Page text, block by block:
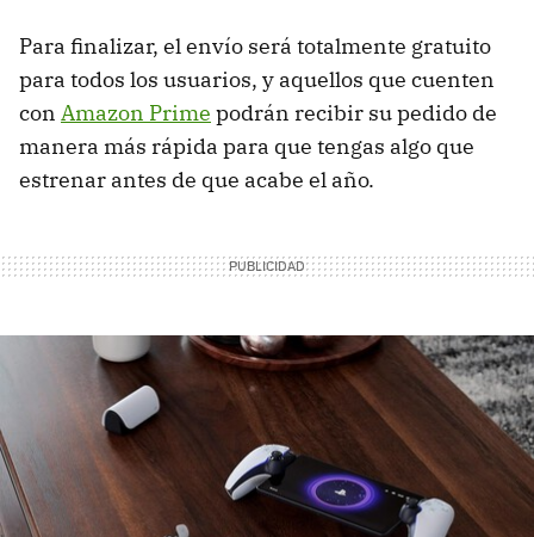
Para finalizar, el envío será totalmente gratuito
para todos los usuarios, y aquellos que cuenten
con Amazon Prime podrán recibir su pedido de
manera más rápida para que tengas algo que
estrenar antes de que acabe el año.